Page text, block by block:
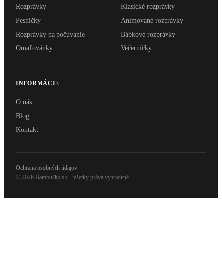
Rozprávky
Pesničky
Rozprávky na počúvanie
Omaľovánky
Klasické rozprávky
Animované rozprávky
Bábkové rozprávky
Večerníčky
INFORMÁCIE
O nás
Blog
Kontakt
© 2026 Bambuľko.sk – všetky práva vyhradené.
Ochrana osobných údajov